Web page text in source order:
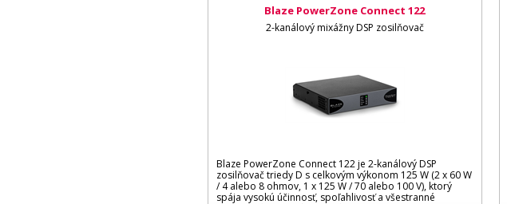
Blaze PowerZone Connect 122
2-kanálový mixážny DSP zosilňovač
Blaze PowerZone Connect 122 je 2-kanálový DSP
zosilňovač triedy D s celkovým výkonom 125 W (2 x 60 W
/ 4 alebo 8 ohmov, 1 x 125 W / 70 alebo 100 V), ktorý
spája vysokú účinnosť, spoľahlivosť a všestranné